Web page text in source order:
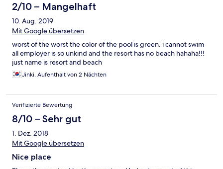
2/10 – Mangelhaft
10. Aug. 2019
Mit Google übersetzen
worst of the worst the color of the pool is green. i cannot swim
all employer is so unkind and the resort has no beach hahaha!!!
just name is resort and beach
Jinki, Aufenthalt von 2 Nächten
Verifizierte Bewertung
8/10 – Sehr gut
1. Dez. 2018
Mit Google übersetzen
Nice place